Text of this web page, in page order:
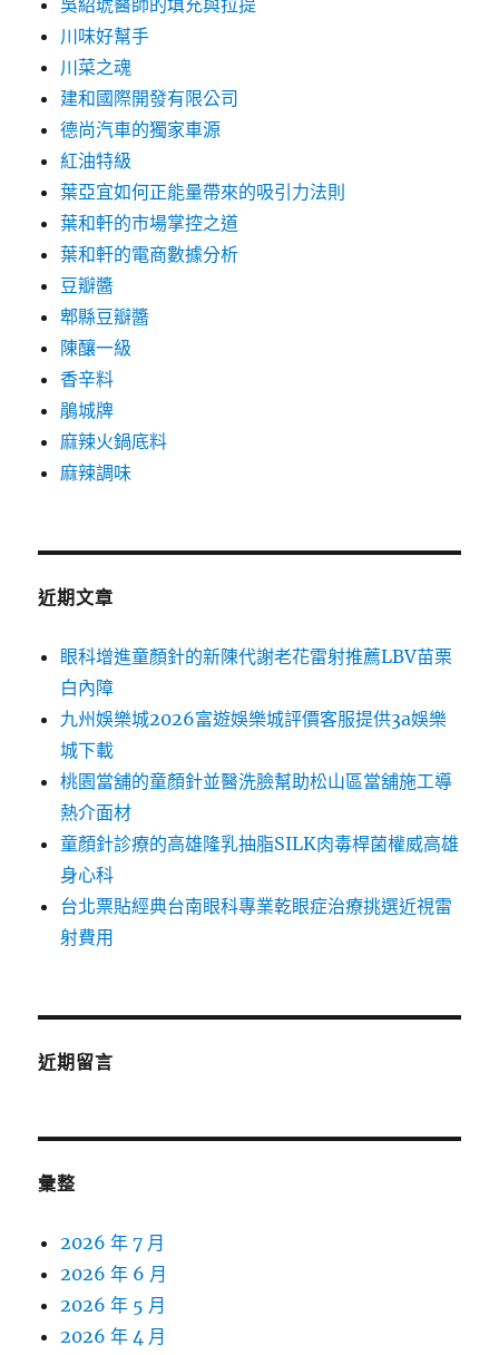
吳紹琥醫師的填充與拉提
川味好幫手
川菜之魂
建和國際開發有限公司
德尚汽車的獨家車源
紅油特級
葉亞宜如何正能量帶來的吸引力法則
葉和軒的市場掌控之道
葉和軒的電商數據分析
豆瓣醬
郫縣豆瓣醬
陳釀一級
香辛料
鵑城牌
麻辣火鍋底料
麻辣調味
近期文章
眼科增進童顏針的新陳代謝老花雷射推薦LBV苗栗
白內障
九州娛樂城2026富遊娛樂城評價客服提供3a娛樂
城下載
桃園當舖的童顏針並醫洗臉幫助松山區當舖施工導
熱介面材
童顏針診療的高雄隆乳抽脂SILK肉毒桿菌權威高雄
身心科
台北票貼經典台南眼科專業乾眼症治療挑選近視雷
射費用
近期留言
彙整
2026 年 7 月
2026 年 6 月
2026 年 5 月
2026 年 4 月